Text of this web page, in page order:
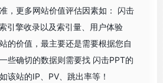
，更多网站价值评估因素如： 闪击
引擎收录以及索引量、用户体验
的价值，最主要还是需要根据您自
些确切的数据则需要找 闪击PPT的
该站的IP、PV、跳出率等！